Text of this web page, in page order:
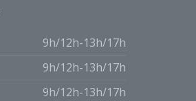
9h/12h-13h/17h
9h/12h-13h/17h
9h/12h-13h/17h